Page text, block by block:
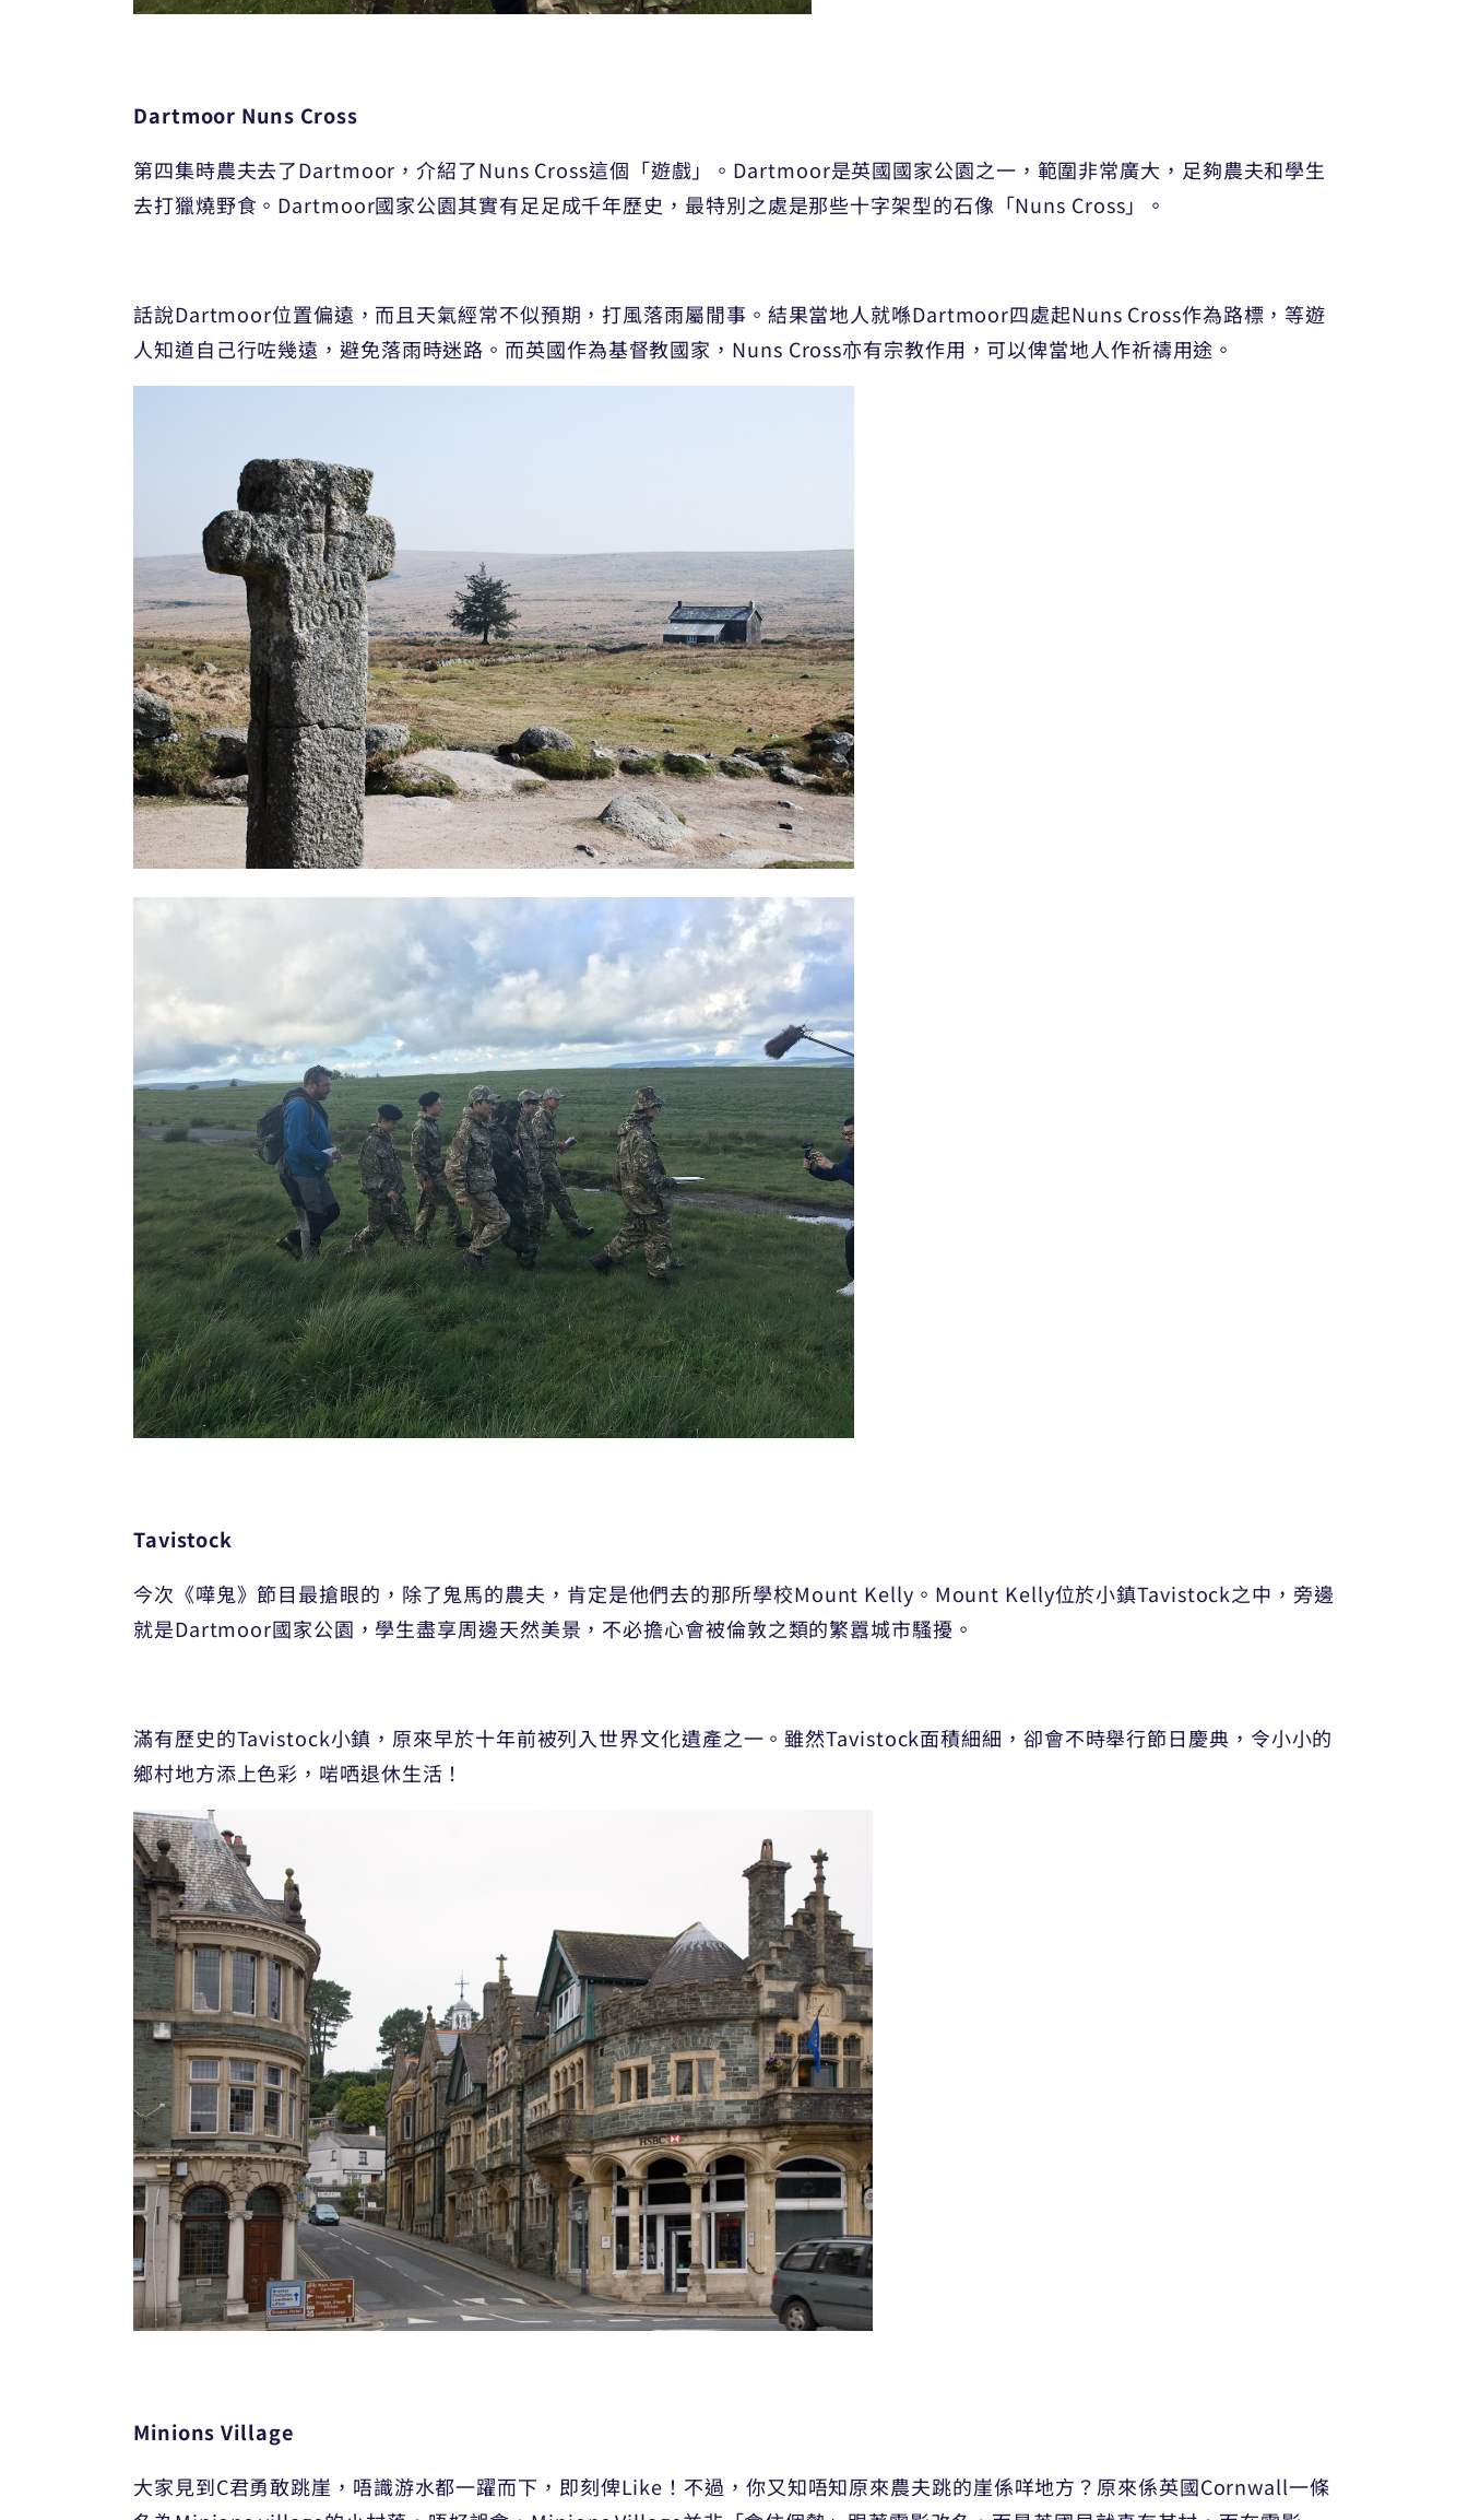
Dartmoor Nuns Cross
第四集時農夫去了Dartmoor，介紹了Nuns Cross這個「遊戲」。Dartmoor是英國國家公園之一，範圍非常廣大，足夠農夫和學生
去打獵燒野食。Dartmoor國家公園其實有足足成千年歷史，最特別之處是那些十字架型的石像「Nuns Cross」。
話說Dartmoor位置偏遠，而且天氣經常不似預期，打風落雨屬閒事。結果當地人就喺Dartmoor四處起Nuns Cross作為路標，等遊
人知道自己行咗幾遠，避免落雨時迷路。而英國作為基督教國家，Nuns Cross亦有宗教作用，可以俾當地人作祈禱用途。
Tavistock
今次《嘩鬼》節目最搶眼的，除了鬼馬的農夫，肯定是他們去的那所學校Mount Kelly。Mount Kelly位於小鎮Tavistock之中，旁邊
就是Dartmoor國家公園，學生盡享周邊天然美景，不必擔心會被倫敦之類的繁囂城市騷擾。
滿有歷史的Tavistock小鎮，原來早於十年前被列入世界文化遺產之一。雖然Tavistock面積細細，卻會不時舉行節日慶典，令小小的
鄉村地方添上色彩，啱哂退休生活！
Minions Village
大家見到C君勇敢跳崖，唔識游水都一躍而下，即刻俾Like！不過，你又知唔知原來農夫跳的崖係咩地方？原來係英國Cornwall一條